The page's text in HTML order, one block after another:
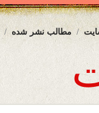
مطالب نشر شده